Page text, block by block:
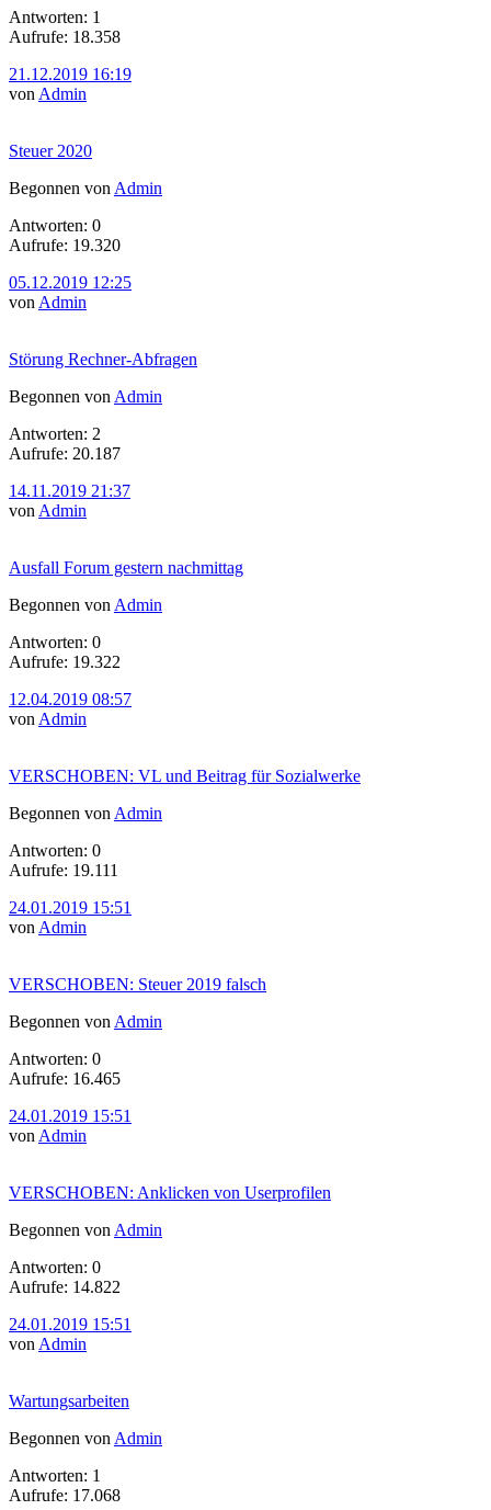
Antworten: 1
Aufrufe: 18.358
21.12.2019 16:19
von Admin
Steuer 2020
Begonnen von Admin
Antworten: 0
Aufrufe: 19.320
05.12.2019 12:25
von Admin
Störung Rechner-Abfragen
Begonnen von Admin
Antworten: 2
Aufrufe: 20.187
14.11.2019 21:37
von Admin
Ausfall Forum gestern nachmittag
Begonnen von Admin
Antworten: 0
Aufrufe: 19.322
12.04.2019 08:57
von Admin
VERSCHOBEN: VL und Beitrag für Sozialwerke
Begonnen von Admin
Antworten: 0
Aufrufe: 19.111
24.01.2019 15:51
von Admin
VERSCHOBEN: Steuer 2019 falsch
Begonnen von Admin
Antworten: 0
Aufrufe: 16.465
24.01.2019 15:51
von Admin
VERSCHOBEN: Anklicken von Userprofilen
Begonnen von Admin
Antworten: 0
Aufrufe: 14.822
24.01.2019 15:51
von Admin
Wartungsarbeiten
Begonnen von Admin
Antworten: 1
Aufrufe: 17.068